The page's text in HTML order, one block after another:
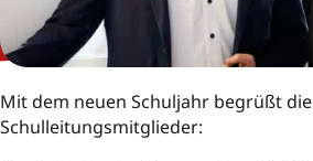
Mit dem neuen Schuljahr begrüßt die
Schulleitungsmitglieder: